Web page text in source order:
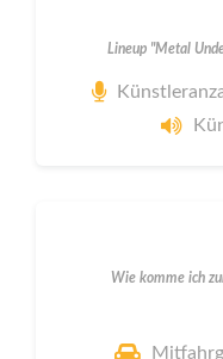
Lineup "Metal
Wie komme ich